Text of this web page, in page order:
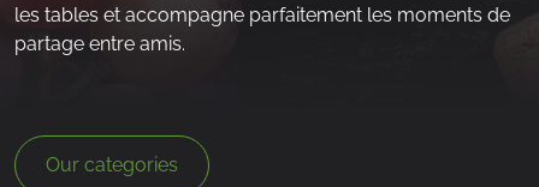
les tables et accompagne parfaitement les moments de
partage entre amis.
Our categories